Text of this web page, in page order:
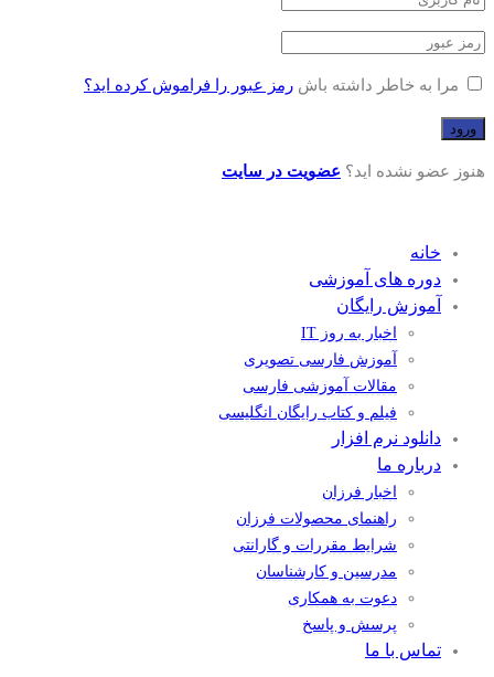
مرا به خاطر داشته باش رمز عبور را فراموش کرده اید؟
هنوز عضو نشده اید؟ عضویت در سایت
خانه
دوره های آموزشی
آموزش رایگان
اخبار به روز IT
آموزش فارسی تصویری
مقالات آموزشی فارسی
فیلم و کتاب رایگان انگلیسی
دانلود نرم افزار
درباره ما
اخبار فرزان
راهنمای محصولات فرزان
شرایط مقررات و گارانتی
مدرسین و کارشناسان
دعوت به همکاری
پرسش و پاسخ
تماس با ما